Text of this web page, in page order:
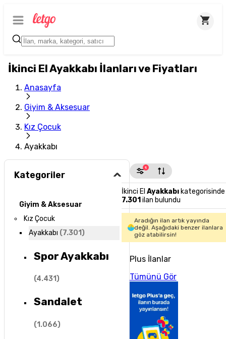
İkinci El Ayakkabı İlanları ve Fiyatları
Anasayfa
Giyim & Aksesuar
Kız Çocuk
Ayakkabı
Kategoriler
Giyim & Aksesuar
Kız Çocuk
Ayakkabı (7.301)
Spor Ayakkabı
(4.431)
Sandalet
(1.066)
1
İkinci El Ayakkabıkategorisinde
7.301 ilan bulundu
Aradığın ilan artık yayında
değil. Aşağıdaki benzer ilanlara
göz atabilirsin!
Plus İlanlar
Tümünü Gör